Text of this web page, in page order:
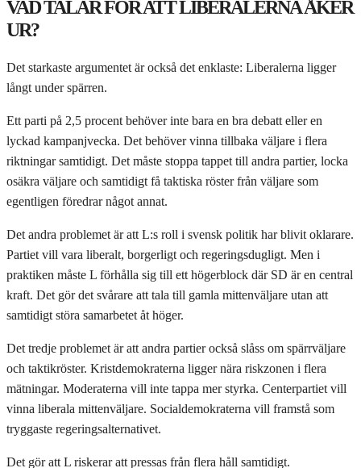
VAD TALAR FÖR ATT LIBERALERNA ÅKER
UR?
Det starkaste argumentet är också det enklaste: Liberalerna ligger
långt under spärren.
Ett parti på 2,5 procent behöver inte bara en bra debatt eller en
lyckad kampanjvecka. Det behöver vinna tillbaka väljare i flera
riktningar samtidigt. Det måste stoppa tappet till andra partier, locka
osäkra väljare och samtidigt få taktiska röster från väljare som
egentligen föredrar något annat.
Det andra problemet är att L:s roll i svensk politik har blivit oklarare.
Partiet vill vara liberalt, borgerligt och regeringsdugligt. Men i
praktiken måste L förhålla sig till ett högerblock där SD är en central
kraft. Det gör det svårare att tala till gamla mittenväljare utan att
samtidigt störa samarbetet åt höger.
Det tredje problemet är att andra partier också slåss om spärrväljare
och taktikröster. Kristdemokraterna ligger nära riskzonen i flera
mätningar. Moderaterna vill inte tappa mer styrka. Centerpartiet vill
vinna liberala mittenväljare. Socialdemokraterna vill framstå som
tryggaste regeringsalternativet.
Det gör att L riskerar att pressas från flera håll samtidigt.